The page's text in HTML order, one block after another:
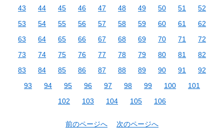
43
44 45 46 47 48 49 50 51
52
53
54 55 56 57 58 59 60 61
62
63
64 65 66 67 68 69 70 71
72
73
74 75 76 77 78 79 80 81
82
83
84 85 86 87 88 89 90 91
92
93
94 95 96 97 98 99 100
101
102
103 104 105 106
前のページへ 次のページへ